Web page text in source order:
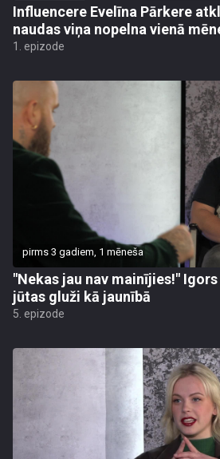
Influencere Evelīna Pārkere
naudas viņa nopelna vienā
1. epizode
pirms 3 gadiem, 1 mēneša
"Nekas jau nav mainījies!"
jūtas gluži kā jaunībā
5. epizode